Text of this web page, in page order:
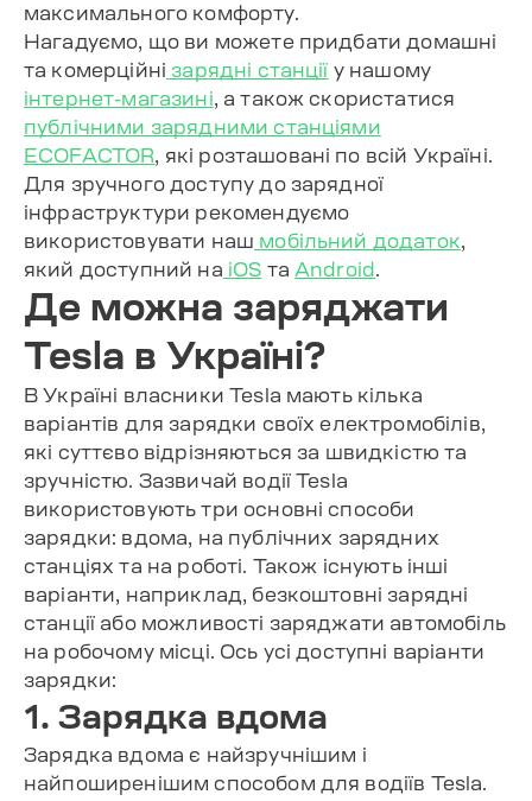
максимального комфорту.
Нагадуємо, що ви можете придбати домашні
та комерційні зарядні станції у нашому
інтернет-магазині , а також скористатися
публічними зарядними станціями
ECOFACTOR , які розташовані по всій Україні.
Для зручного доступу до зарядної
інфраструктури рекомендуємо
використовувати наш мобільний додаток
який доступний на iOS та Android
Де можна заряджати
Tesla в Україні?
В Україні власники Tesla мають кілька
варіантів для зарядки своїх електромобілів,
які суттєво відрізняються за швидкістю та
зручністю. Зазвичай водії Tesla
використовують три основні способи
зарядки: вдома, на публічних зарядних
станціях та на роботі. Також існують інші
варіанти, наприклад, безкоштовні зарядні
станції або можливості заряджати автомобіль
на робочому місці. Ось усі доступні варіанти
зарядки:
1. Зарядка вдома
Зарядка вдома є найзручнішим і
найпоширенішим способом для водіїв Tesla.